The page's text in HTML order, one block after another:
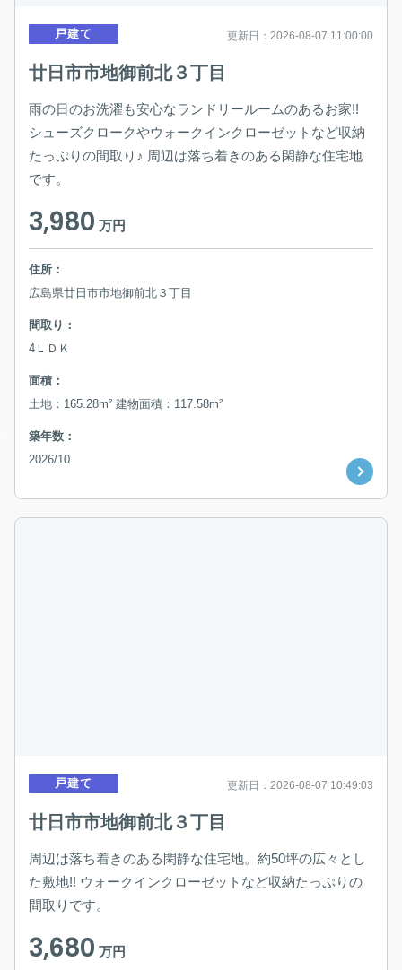
戸建て 更新日：2026-08-07 11:00:00
廿日市市地御前北３丁目
雨の日のお洗濯も安心なランドリールームのあるお家!!
シューズクロークやウォークインクローゼットなど収納
たっぷりの間取り♪ 周辺は落ち着きのある閑静な住宅地
です。
3,980万円
住所：
広島県廿日市市地御前北３丁目
間取り：
4ＬＤＫ
面積：
土地：165.28m² 建物面積：117.58m²
築年数：
2026/10
戸建て 更新日：2026-08-07 10:49:03
廿日市市地御前北３丁目
周辺は落ち着きのある閑静な住宅地。約50坪の広々とし
た敷地!! ウォークインクローゼットなど収納たっぷりの
間取りです。
3,680万円